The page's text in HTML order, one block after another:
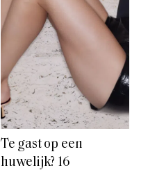
Te gast op een
huwelijk? 16